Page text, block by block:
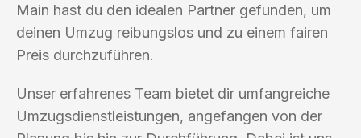
Main hast du den idealen Partner gefunden, um
deinen Umzug reibungslos und zu einem fairen
Preis durchzuführen.
Unser erfahrenes Team bietet dir umfangreiche
Umzugsdienstleistungen, angefangen von der